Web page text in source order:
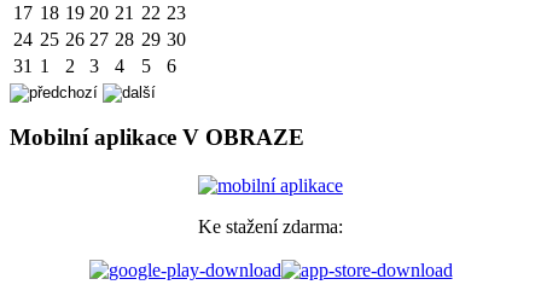
17 18 19 20 21 22 23
24 25 26 27 28 29 30
31 1 2 3 4 5 6
Mobilní aplikace V OBRAZE
Ke stažení zdarma: